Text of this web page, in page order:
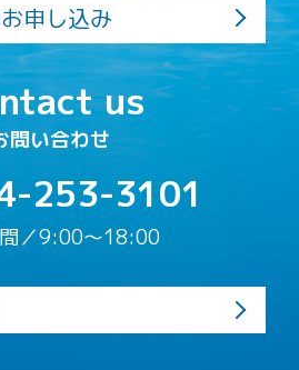
申し込み
us
問い合わせ
253-3101
／9:00〜18:00